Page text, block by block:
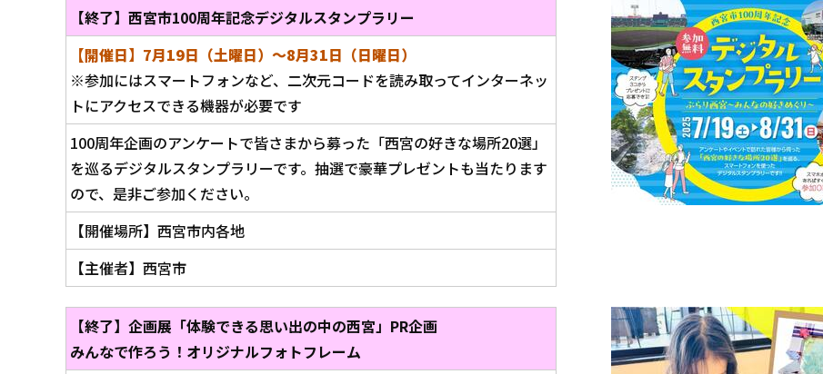
【終了】西宮市100周年記念デジタルスタンプラリー
【開催日】7月19日（土曜日）～8月31日（日曜日）
※参加にはスマートフォンなど、二次元コードを読み取ってインターネッ
トにアクセスできる機器が必要です
100周年企画のアンケートで皆さまから募った「西宮の好きな場所20選」
を巡るデジタルスタンプラリーです。抽選で豪華プレゼントも当たります
ので、是非ご参加ください。
【開催場所】西宮市内各地
【主催者】西宮市
【終了】企画展「体験できる思い出の中の西宮」PR企画
みんなで作ろう！オリジナルフォトフレーム